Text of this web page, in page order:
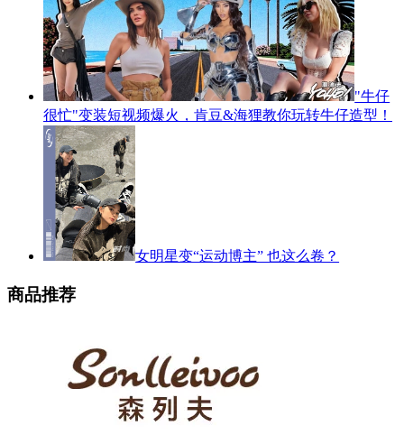
"牛仔
很忙"变装短视频爆火，肯豆&海狸教你玩转牛仔造型！
女明星变“运动博主” 也这么卷？
商品推荐